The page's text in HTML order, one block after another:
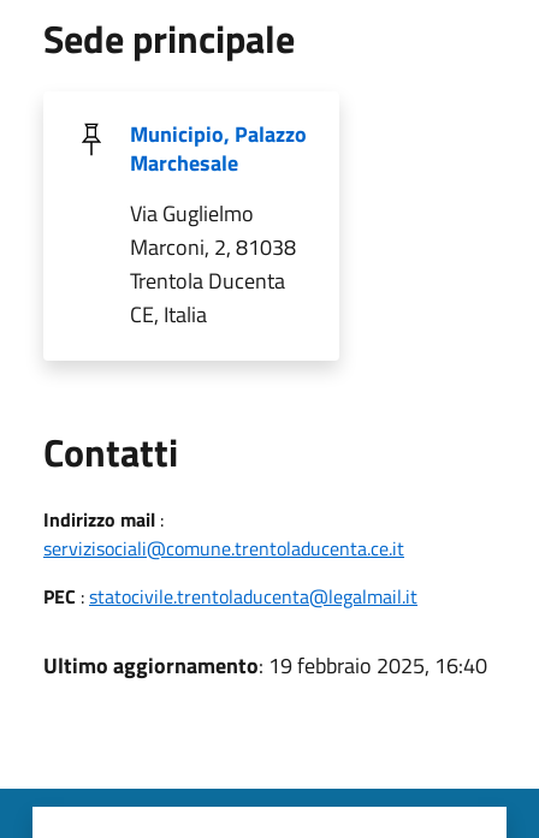
Sede principale
Municipio, Palazzo
Marchesale
Via Guglielmo
Marconi, 2, 81038
Trentola Ducenta
CE, Italia
Contatti
Indirizzo mail :
servizisociali@comune.trentoladucenta.ce.it
PEC :statocivile.trentoladucenta@legalmail.it
Ultimo aggiornamento: 19 febbraio 2025, 16:40